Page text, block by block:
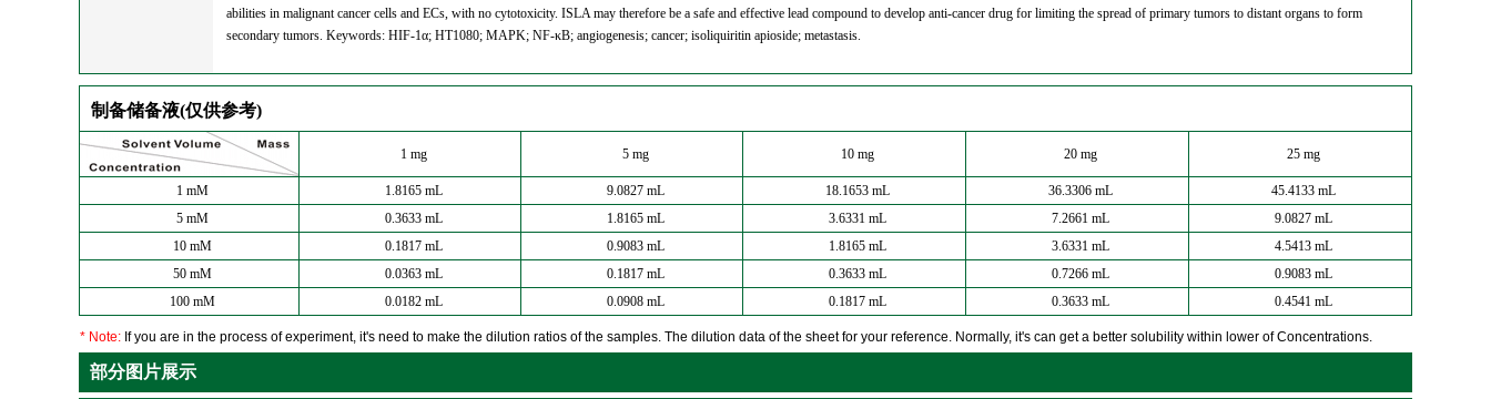
abilities in malignant cancer cells and ECs, with no cytotoxicity. ISLA may therefore be a safe and effective lead compound to develop anti-cancer drug for limiting the spread of primary tumors to distant organs to form
secondary tumors. Keywords: HIF-1α; HT1080; MAPK; NF-κB; angiogenesis; cancer; isoliquiritin apioside; metastasis.
制备储备液(仅供参考)
1 mg 5 mg 10 mg 20 mg 25 mg
1 mM 1.8165 mL 9.0827 mL 18.1653 mL 36.3306 mL
45.4133 mL
5 mM
0.3633 mL 1.8165 mL 3.6331 mL 7.2661 mL
9.0827 mL
10 mM
0.1817 mL 0.9083 mL 1.8165 mL 3.6331 mL
4.5413 mL
50 mM
0.0363 mL 0.1817 mL 0.3633 mL 0.7266 mL
0.9083 mL
100 mM
0.0182 mL 0.0908 mL 0.1817 mL 0.3633 mL 0.4541 mL
* Note: If you are in the process of experiment, it's need to make the dilution ratios of the samples. The dilution data of the sheet for your reference. Normally, it's can get a better solubility within lower of Concentrations.
部分图片展示